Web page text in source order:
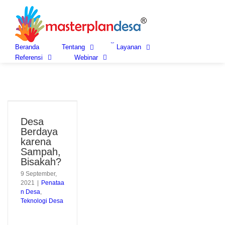
content
Beranda Tentang
Layanan
Referensi
Webinar
Desa
Berdaya
karena
Sampah,
Bisakah?
9 September,
2021
Penataa
n Desa,
Teknologi Desa